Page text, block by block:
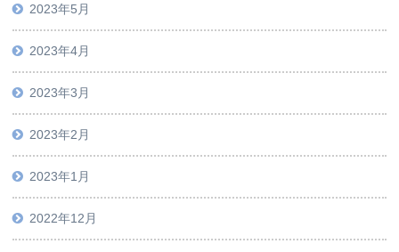
2023年5月
2023年4月
2023年3月
2023年2月
2023年1月
2022年12月